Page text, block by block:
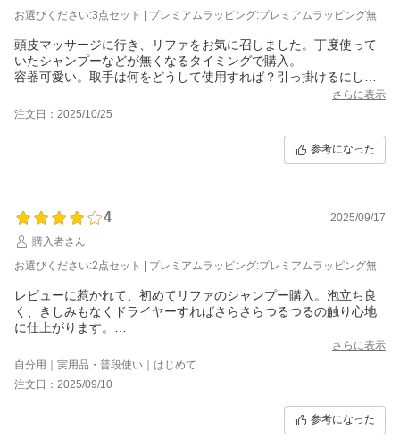
お選びください:3点セット | プレミアムラッピング:プレミアムラッピング無
頭皮マッサージに行き、リファをお気に召しました。丁度使って
いたシャンプーなどが無くなるタイミングで購入。
容器可愛い。取手は何をどうして使用すれば？引っ掛けるにして
も、プッシュ繰り返したらすぐ取れそうなぐらい軟そう。オシャ
レ？
トリートメントはサラサラになりますが、表面がちょっとざらつ
落とす夢のCMもできる。(当方染めたりパーマなどいじってない
髪です。)
さらに表示
注文日：2025/10/25
参考になった
4
2025/09/17
購入者さん
お選びください:2点セット | プレミアムラッピング:プレミアムラッピング無
レビューに惹かれて、初めてリファのシャンプー購入。泡立ち良
く、きしみもなくドライヤーすればさらさらつるつるの触り心地
に仕上がります。
香りは、甘酸っぱさのあるフローラルということでしたが、甘酸
っぱさはあまり感じません。
某社のボリュームアップシャンプーと似たカシス強めな印象で、
香りだけはあまり好みではなかったけど、良いシャントリだと思
さらに表示
自分用｜実用品・普段使い｜はじめて
注文日：2025/09/10
参考になった